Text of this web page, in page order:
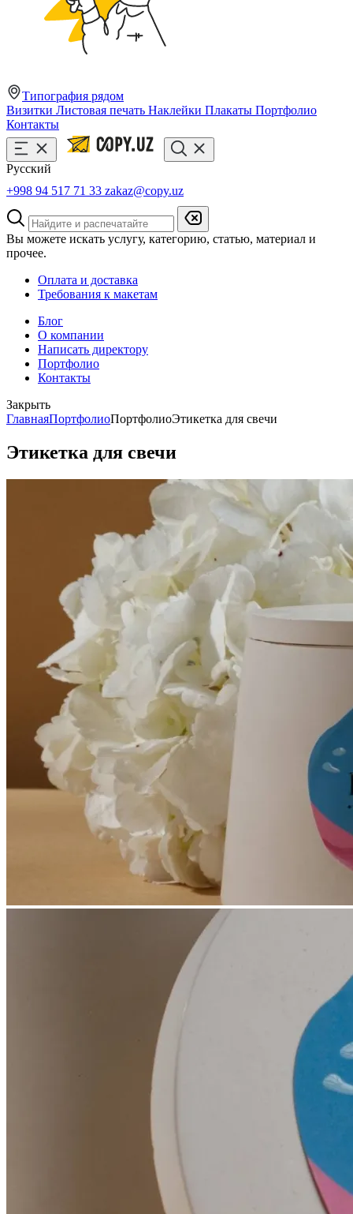
Типография рядом
Визитки Листовая печать Наклейки Плакаты Портфолио
Контакты
Русский
+998 94 517 71 33 zakaz@copy.uz
Вы можете искать услугу, категорию, статью, материал и
прочее.
Оплата и доставка
Требования к макетам
Блог
О компании
Написать директору
Портфолио
Контакты
Закрыть
ГлавнаяПортфолиоПортфолиоЭтикетка для свечи
Этикетка для свечи